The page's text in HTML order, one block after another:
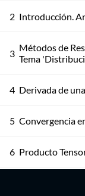
2 Introducción.
3 Métodos de
Tema
4 Derivada de
5 Convergencia
6 Producto
Producto